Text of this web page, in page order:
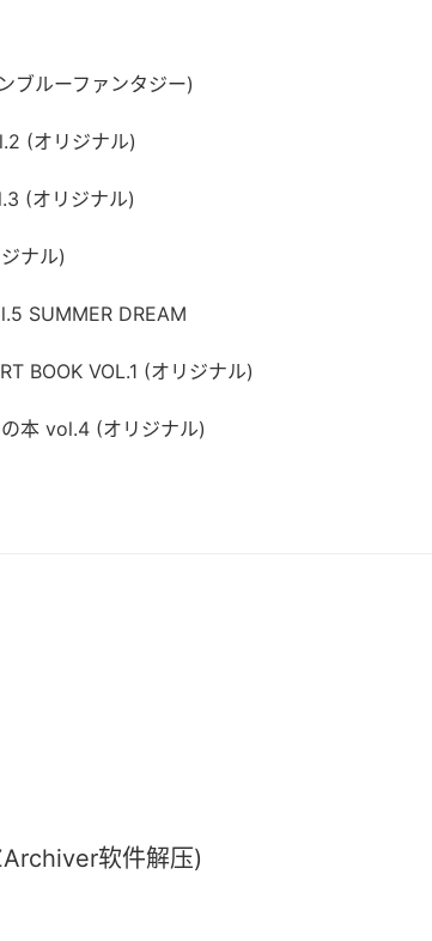
ルーファンタジー)
(オリジナル)
(オリジナル)
ナル)
SUMMER DREAM
BOOK VOL.1 (オリジナル)
本 vol.4 (オリジナル)
软件解压)